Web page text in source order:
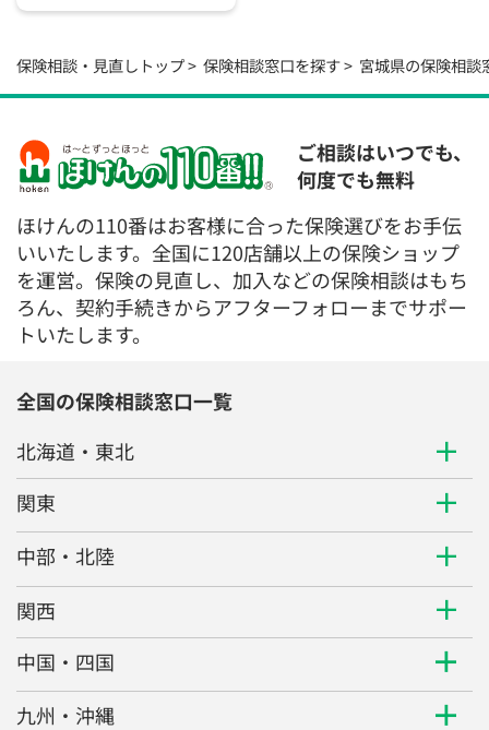
保険相談・見直しトップ 保険相談窓口を探す 宮城県の保険相談
ご相談はいつでも、
何度でも無料
ほけんの110番はお客様に合った保険選びをお手伝
いいたします。全国に120店舗以上の保険ショップ
を運営。保険の見直し、加入などの保険相談はもち
ろん、契約手続きからアフターフォローまでサポー
トいたします。
全国の保険相談窓口一覧
北海道・東北
関東
中部・北陸
関西
中国・四国
九州・沖縄